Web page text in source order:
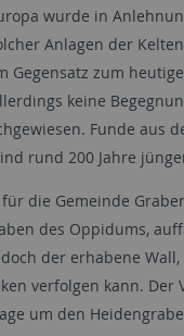
wurde in
Anlagen der
Gegensatz zum
keine
Funde aus
rund 200 Jahre
die Gemeinde
des Oppidums,
der erhabene
verfolgen kann. Der
um den